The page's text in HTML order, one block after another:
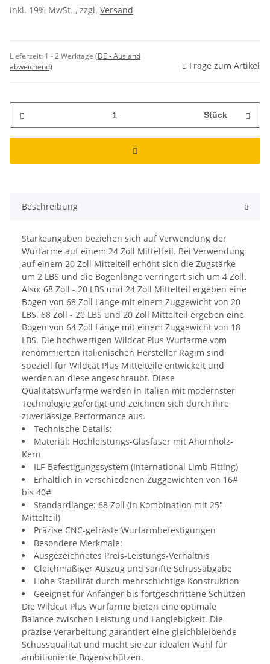
inkl. 19% MwSt. , zzgl. Versand
Lieferzeit: 1 - 2 Werktage (DE - Ausland
abweichend)
Frage zum Artikel
Stück
Beschreibung
Stärkeangaben beziehen sich auf Verwendung der
Wurfarme auf einem 24 Zoll Mittelteil. Bei Verwendung
auf einem 20 Zoll Mittelteil erhöht sich die Zugstärke
um 2 LBS und die Bogenlänge verringert sich um 4 Zoll.
Also: 68 Zoll - 20 LBS und 24 Zoll Mittelteil ergeben eine
Bogen von 68 Zoll Länge mit einem Zuggewicht von 20
LBS. 68 Zoll - 20 LBS und 20 Zoll Mittelteil ergeben eine
Bogen von 64 Zoll Länge mit einem Zuggewicht von 18
LBS. Die hochwertigen Wildcat Plus Wurfarme vom
renommierten italienischen Hersteller Ragim sind
speziell für Wildcat Plus Mittelteile entwickelt und
werden an diese angeschraubt. Diese
Qualitätswurfarme werden in Italien mit modernster
Technologie gefertigt und zeichnen sich durch ihre
zuverlässige Performance aus.
Technische Details:
Material: Hochleistungs-Glasfaser mit Ahornholz-
Kern
ILF-Befestigungssystem (International Limb Fitting)
Erhältlich in verschiedenen Zuggewichten von 16#
bis 40#
Standardlänge: 68 Zoll (in Kombination mit 25"
Mittelteil)
Präzise CNC-gefräste Wurfarmbefestigungen
Besondere Merkmale:
Ausgezeichnetes Preis-Leistungs-Verhältnis
Gleichmäßiger Auszug und sanfte Schussabgabe
Hohe Stabilität durch mehrschichtige Konstruktion
Geeignet für Anfänger bis fortgeschrittene Schützen
Die Wildcat Plus Wurfarme bieten eine optimale
Balance zwischen Leistung und Langlebigkeit. Die
präzise Verarbeitung garantiert eine gleichbleibende
Schussqualität und macht sie zur idealen Wahl für
ambitionierte Bogenschützen.